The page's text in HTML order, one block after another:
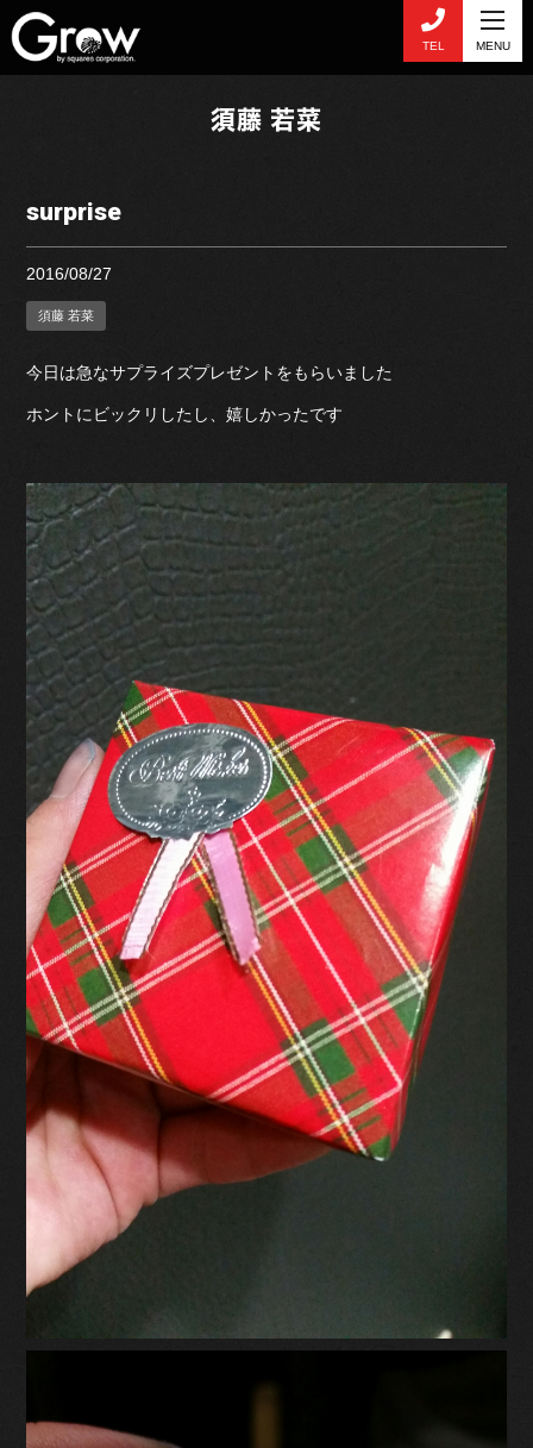
TEL MENU
須藤 若菜
surprise
2016/08/27
須藤 若菜
今日は急なサプライズプレゼントをもらいました
ホントにビックリしたし、嬉しかったです